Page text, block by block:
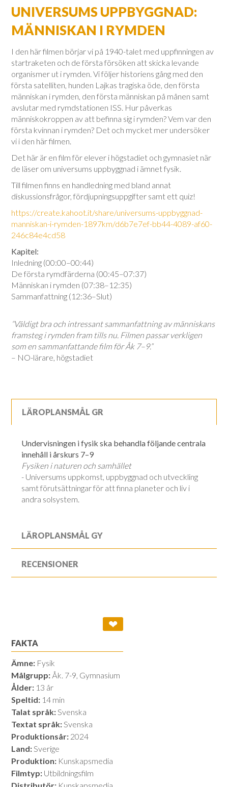
UNIVERSUMS UPPBYGGNAD:
MÄNNISKAN I RYMDEN
I den här filmen börjar vi på 1940-talet med uppfinningen av
startraketen och de första försöken att skicka levande
organismer ut i rymden. Vi följer historiens gång med den
första satelliten, hunden Lajkas tragiska öde, den första
människan i rymden, den första människan på månen samt
avslutar med rymdstationen ISS. Hur påverkas
människokroppen av att befinna sig i rymden? Vem var den
första kvinnan i rymden? Det och mycket mer undersöker
vi i den här filmen.
Det här är en film för elever i högstadiet och gymnasiet när
de läser om universums uppbyggnad i ämnet fysik.
Till filmen finns en handledning med bland annat
diskussionsfrågor, fördjupningsuppgifter samt ett quiz!
https://create.kahoot.it/share/universums-uppbyggnad-
manniskan-i-rymden-1897km/d6b7e7ef-bb44-4089-af60-
246c84e4cd58
Kapitel:
Inledning (00:00–00:44)
De första rymdfärderna (00:45–07:37)
Människan i rymden (07:38–12:35)
Sammanfattning (12:36–Slut)
“Väldigt bra och intressant sammanfattning av människans
framsteg i rymden fram tills nu. Filmen passar verkligen
som en sammanfattande film för Åk 7–9.”
– NO-lärare, högstadiet
LÄROPLANSMÅL GR
Undervisningen i fysik ska behandla följande centrala
innehåll i årskurs 7–9
Fysiken i naturen och samhället
- Universums uppkomst, uppbyggnad och utveckling
samt förutsättningar för att finna planeter och liv i
andra solsystem.
LÄROPLANSMÅL GY
RECENSIONER
❤
FAKTA
Ämne: Fysik
Målgrupp: Åk. 7-9, Gymnasium
Ålder: 13 år
Speltid: 14 min
Talat språk:Svenska
Textat språk:Svenska
Produktionsår: 2024
Land:Sverige
Produktion: Kunskapsmedia
Filmtyp: Utbildningsfilm